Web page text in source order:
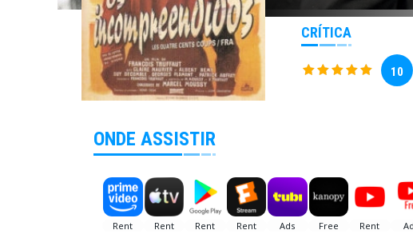
CRÍTICA
10
ONDE ASSISTIR